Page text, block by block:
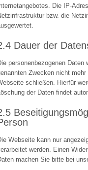
Internetangebotes. Die IP-
bzw. die
Dauer der
personenbezogenen
Zwecken nicht
schließen. Hierfür
der Daten findet
Webseite kann nur
werden. Einen
machen Sie bitte bei